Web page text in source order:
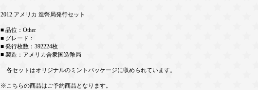
2012 アメリカ 造幣局発行セット
■ 品位：Other
■ グレード：
■ 発行枚数：392224枚
■ 製造：アメリカ合衆国造幣局
各セットはオリジナルのミントパッケージに収められています。
※こちらの商品はご予約商品となります。